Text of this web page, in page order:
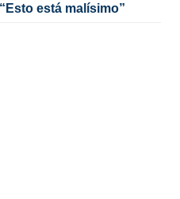
está malísimo”